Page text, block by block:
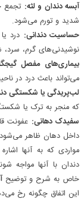
آبسه دندان و لثه: تجمع
شدید و تورم می‌شود.
حساسیت دندانی: درد
نوشیدنی‌های گرم،
بیماری‌های مفصل
می‌تواند باعث درد در
لب‌پریدگی یا شکستگی
که منجر به ترک یا
سفیدک دهانی: عفونت
داخل دهان ظاهر
مواردی که به آنها
دندان با آنها مواجه
خاص به شرح و توضیح
این اتفاق چگونه رخ